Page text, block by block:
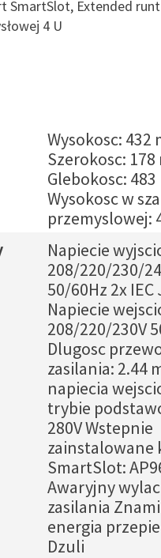
SmartSlot, Extended
4 U
Wysokosc: 432
Szerokosc: 178
Glebokosc:
Wysokosc w
przemyslowej:
Napiecie
208/220/230/
50/60Hz 2x
Napiecie
208/220/230V
Dlugosc
zasilania: 2.44
napiecia
trybie
280V Wstepnie
zainstalowane
SmartSlot:
Awaryjny
zasilania
energia
Dzuli